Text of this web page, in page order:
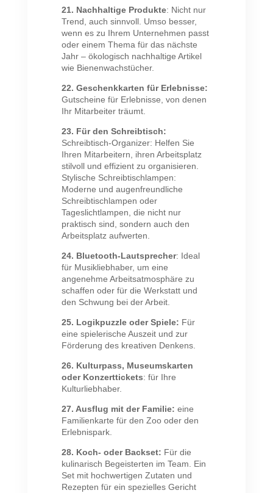
21. Nachhaltige Produkte: Nicht nur
Trend, auch sinnvoll. Umso besser,
wenn es zu Ihrem Unternehmen passt
oder einem Thema für das nächste
Jahr – ökologisch nachhaltige Artikel
wie Bienenwachstücher.
22. Geschenkkarten für Erlebnisse:
Gutscheine für Erlebnisse, von denen
Ihr Mitarbeiter träumt.
23. Für den Schreibtisch:
Schreibtisch-Organizer: Helfen Sie
Ihren Mitarbeitern, ihren Arbeitsplatz
stilvoll und effizient zu organisieren.
Stylische Schreibtischlampen:
Moderne und augenfreundliche
Schreibtischlampen oder
Tageslichtlampen, die nicht nur
praktisch sind, sondern auch den
Arbeitsplatz aufwerten.
24. Bluetooth-Lautsprecher: Ideal
für Musikliebhaber, um eine
angenehme Arbeitsatmosphäre zu
schaffen oder für die Werkstatt und
den Schwung bei der Arbeit.
25. Logikpuzzle oder Spiele: Für
eine spielerische Auszeit und zur
Förderung des kreativen Denkens.
26. Kulturpass, Museumskarten
oder Konzerttickets: für Ihre
Kulturliebhaber.
27. Ausflug mit der Familie: eine
Familienkarte für den Zoo oder den
Erlebnispark.
28. Koch- oder Backset: Für die
kulinarisch Begeisterten im Team. Ein
Set mit hochwertigen Zutaten und
Rezepten für ein spezielles Gericht